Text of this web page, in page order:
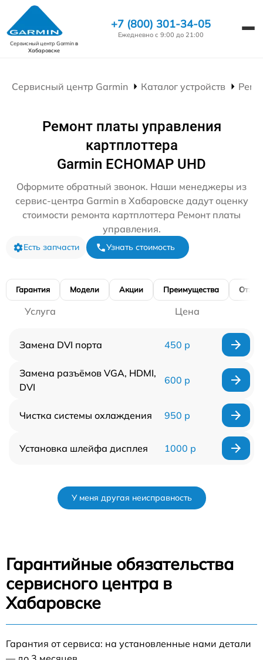
Сервисный центр Garminв
Хабаровске
+7 (800) 301-34-05
Ежедневно с 9:00 до 21:00
Сервисный центр Garmin Каталог устройств
Ремонт платы управления
картплоттера
Garmin ECHOMAP UHD
Оформите обратный звонок. Наши менеджеры из
сервис-центра Garmin в Хабаровске дадут оценку
стоимости ремонта картплоттера Ремонт платы
управления.
Есть запчасти Узнать стоимость
Гарантия Модели Акции Преимущества
Услуга Цена
Замена DVI порта 450 р
Замена разъёмов VGA, HDMI,
DVI
600 р
Чистка системы охлаждения 950 р
Установка шлейфа дисплея 1000 р
У меня другая неисправность
Гарантийные обязательства
сервисного центра в
Хабаровске
Гарантия от сервиса: на установленные нами детали